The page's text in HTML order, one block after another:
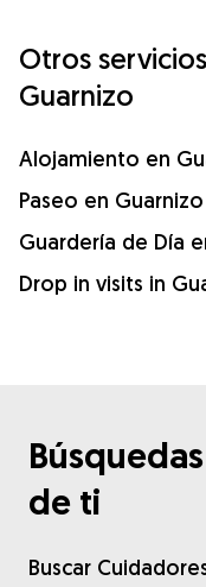
Otros
Guarnizo
Alojamiento en
Paseo en Guarnizo
Guardería de Día
Drop in visits in
de ti
Buscar